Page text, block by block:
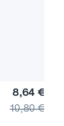
8,64 €
10,80 €